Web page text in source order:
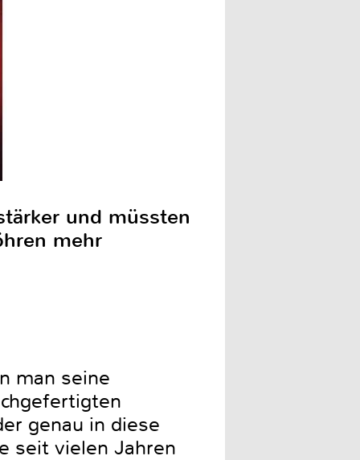
und müssten
mehr
man seine
genau in diese
seit vielen Jahren